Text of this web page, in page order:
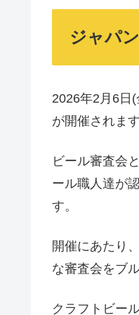
ジャパ
2026年2月6日
が開催されま
ビール審査会
ール職人達が
す。
開催にあたり
な審査会をブ
クラフトビー